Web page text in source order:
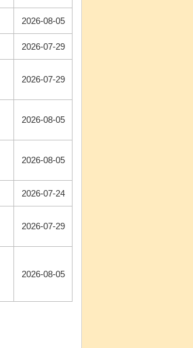
2026-08-05
2026-07-29
2026-07-29
2026-08-05
2026-08-05
2026-07-24
2026-07-29
2026-08-05